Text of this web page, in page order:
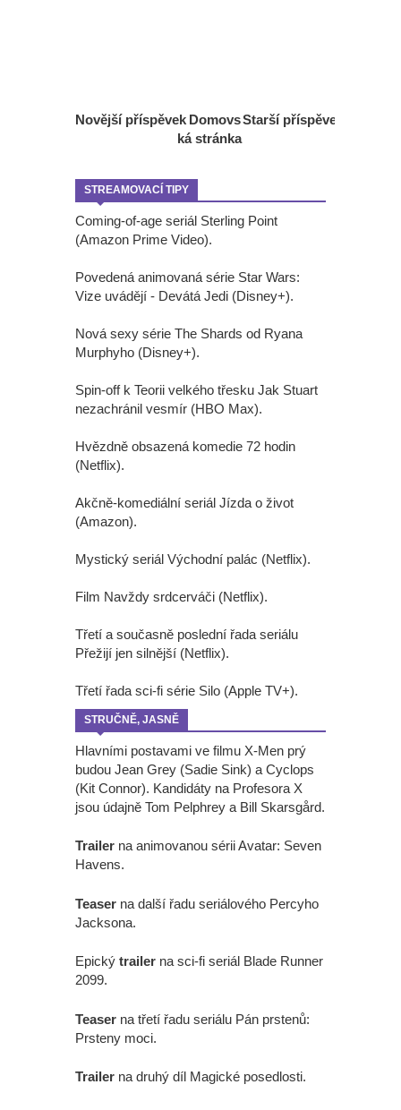
Novější příspěvek Starší příspěvek
Domovs
ká stránka
STREAMOVACÍ TIPY
Coming-of-age seriál Sterling Point
(Amazon Prime Video).
Povedená animovaná série Star Wars:
Vize uvádějí - Devátá Jedi (Disney+).
Nová sexy série The Shards od Ryana
Murphyho (Disney+).
Spin-off k Teorii velkého třesku Jak Stuart
nezachránil vesmír (HBO Max).
Hvězdně obsazená komedie 72 hodin
(Netflix).
Akčně-komediální seriál Jízda o život
(Amazon).
Mystický seriál Východní palác (Netflix).
Film Navždy srdcerváči (Netflix).
Třetí a současně poslední řada seriálu
Přežijí jen silnější (Netflix).
Třetí řada sci-fi série Silo (Apple TV+).
STRUČNĚ, JASNĚ
Hlavními postavami ve filmu X-Men prý
budou Jean Grey (Sadie Sink) a Cyclops
(Kit Connor). Kandidáty na Profesora X
jsou údajně Tom Pelphrey a Bill Skarsgård.
Trailer na animovanou sérii Avatar: Seven
Havens.
Teaser na další řadu seriálového Percyho
Jacksona.
Epický trailer na sci-fi seriál Blade Runner
2099.
Teaser na třetí řadu seriálu Pán prstenů:
Prsteny moci.
Trailer na druhý díl Magické posedlosti.